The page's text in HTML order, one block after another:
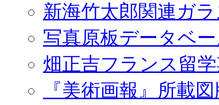
新海竹太郎関連ガ
写真原板データベ
畑正吉フランス留
『美術画報』所載